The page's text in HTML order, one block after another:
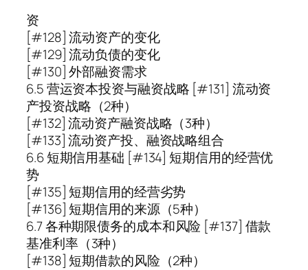
资
[#128] 流动资产的变化
[#129] 流动负债的变化
[#130] 外部融资需求
6.5 营运资本投资与融资战略 [#131] 流动资
产投资战略（2种）
[#132] 流动资产融资战略（3种）
[#133] 流动资产投、融资战略组合
6.6 短期信用基础 [#134] 短期信用的经营优
势
[#135] 短期信用的经营劣势
[#136] 短期信用的来源（5种）
6.7 各种期限债务的成本和风险 [#137] 借款
基准利率（3种）
[#138] 短期借款的风险（2种）